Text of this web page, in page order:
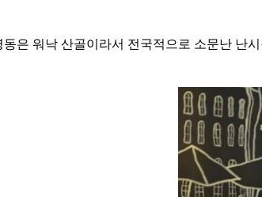
은 워낙 산골이라서 전국적으로 소문난 난